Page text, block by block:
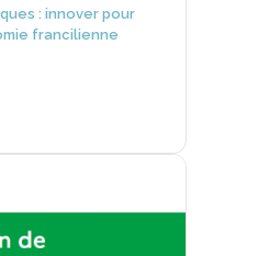
: innover pour
francilienne